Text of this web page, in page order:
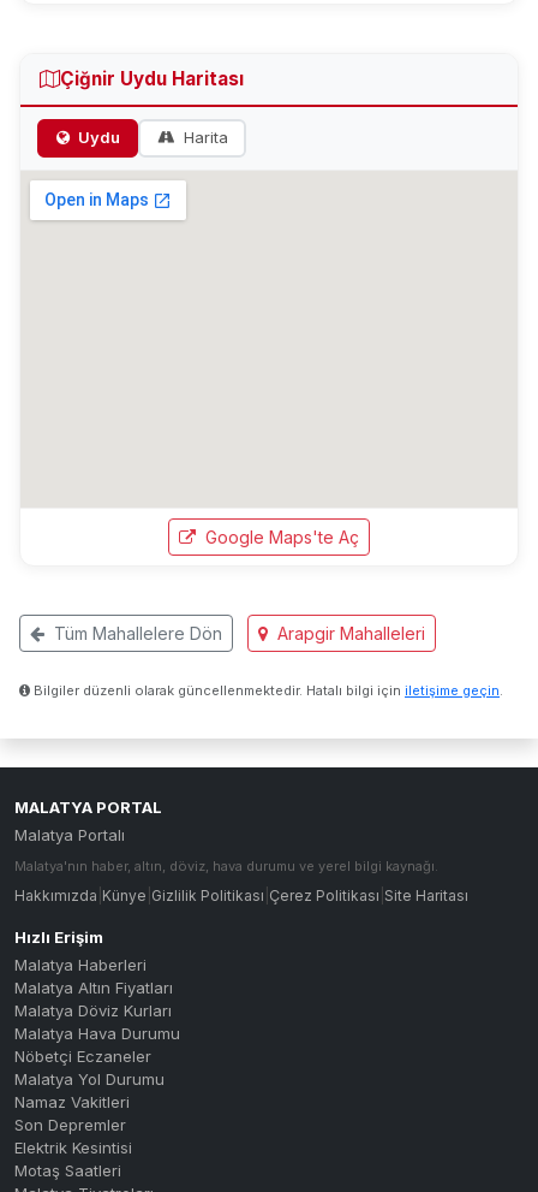
Çiğnir Uydu Haritası
Uydu Harita
Google Maps'te Aç
Tüm Mahallelere Dön Arapgir Mahalleleri
Bilgiler düzenli olarak güncellenmektedir. Hatalı bilgi için iletişime geçin
MALATYA PORTAL
Malatya Portalı
Malatya'nın haber, altın, döviz, hava durumu ve yerel bilgi kaynağı.
Hakkımızda Künye Gizlilik Politikası Çerez Politikası Site Haritası
Hızlı Erişim
Malatya Haberleri
Malatya Altın Fiyatları
Malatya Döviz Kurları
Malatya Hava Durumu
Nöbetçi Eczaneler
Malatya Yol Durumu
Namaz Vakitleri
Son Depremler
Elektrik Kesintisi
Motaş Saatleri